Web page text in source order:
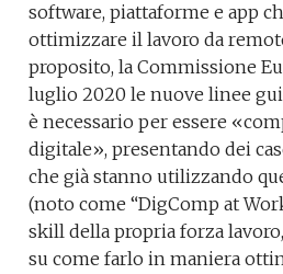
software, piattaforme e app
ottimizzare il lavoro da
proposito, la Commissione
luglio 2020 le nuove linee
è necessario per essere
digitale», presentando dei
che già stanno utilizzando
(noto come “DigComp at
skill della propria forza
su come farlo in maniera